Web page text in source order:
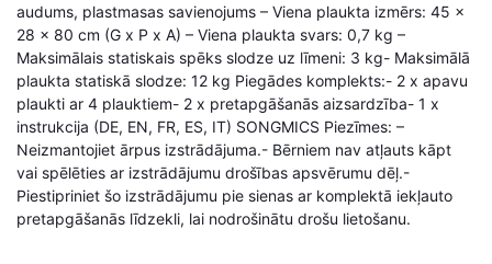
audums, plastmasas savienojums – Viena plaukta izmērs: 45 x
28 x 80 cm (G x P x A) – Viena plaukta svars: 0,7 kg –
Maksimālais statiskais spēks slodze uz līmeni: 3 kg- Maksimālā
plaukta statiskā slodze: 12 kg Piegādes komplekts:- 2 x apavu
plaukti ar 4 plauktiem- 2 x pretapgāšanās aizsardzība- 1 x
instrukcija (DE, EN, FR, ES, IT) SONGMICS Piezīmes: –
Neizmantojiet ārpus izstrādājuma.- Bērniem nav atļauts kāpt
vai spēlēties ar izstrādājumu drošības apsvērumu dēļ.-
Piestipriniet šo izstrādājumu pie sienas ar komplektā iekļauto
pretapgāšanās līdzekli, lai nodrošinātu drošu lietošanu.